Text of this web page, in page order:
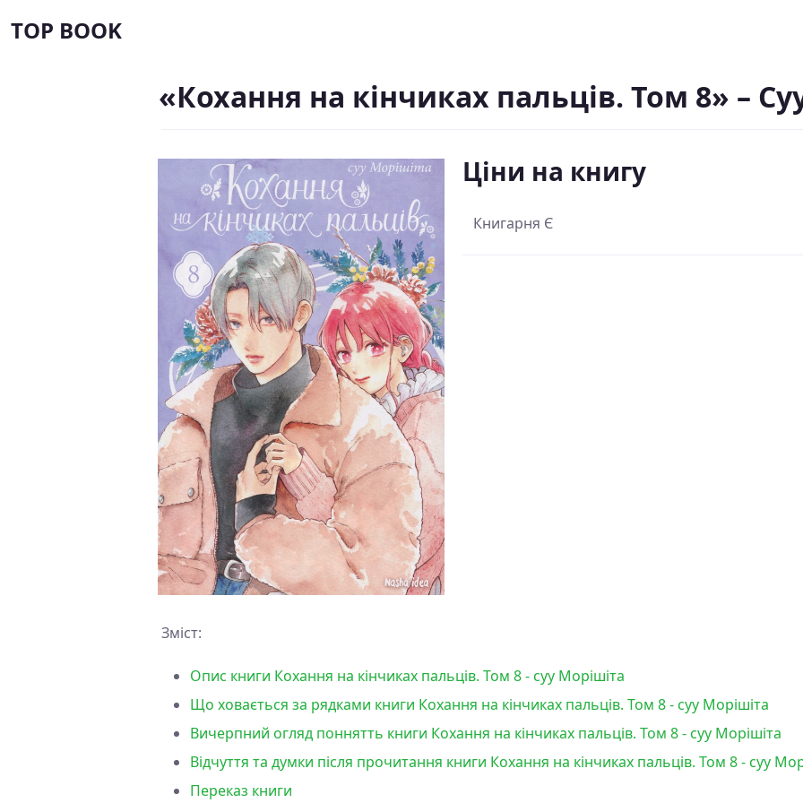
TOP BOOK
«Кохання на кінчиках пальців. Том 8» –
Ціни на книгу
Книгарня Є
Зміст:
Опис книги Кохання на кінчиках пальців. Том 8 - суу Морішіта
Що ховається за рядками книги Кохання на кінчиках пальців. Том 8 - суу Морішіта
Вичерпний огляд поннятть книги Кохання на кінчиках пальців. Том 8 - суу Морішіта
Відчуття та думки після прочитання книги Кохання на кінчиках пальців. Том 8 - суу
Переказ книги